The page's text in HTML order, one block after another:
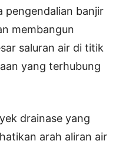
pengendalian banjir
membangun
saluran air di titik
yang terhubung
drainase yang
arah aliran air